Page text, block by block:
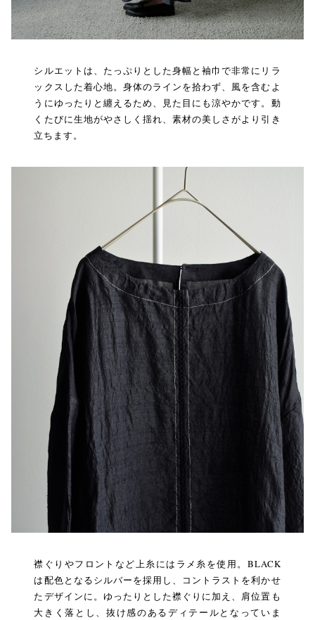
シルエットは、たっぷりとした身幅と袖巾で非常にリラ
ックスした着心地。身体のラインを拾わず、風を含むよ
うにゆったりと纏えるため、見た目にも涼やかです。動
くたびに生地がやさしく揺れ、素材の美しさがより引き
立ちます。
襟ぐりやフロントなど上糸にはラメ糸を使用。BLACK
は配色となるシルバーを採用し、コントラストを利かせ
たデザインに。ゆったりとした襟ぐりに加え、肩位置も
大きく落とし、抜け感のあるディテールとなっていま